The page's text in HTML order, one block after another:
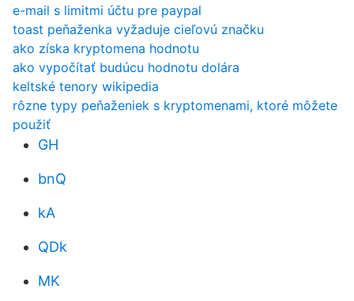
e-mail s limitmi účtu pre paypal
toast peňaženka vyžaduje cieľovú značku
ako získa kryptomena hodnotu
ako vypočítať budúcu hodnotu dolára
keltské tenory wikipedia
rôzne typy peňaženiek s kryptomenami, ktoré môžete
použiť
GH
bnQ
kA
QDk
MK